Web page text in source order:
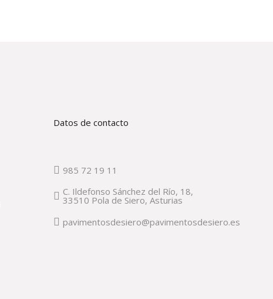
Datos de contacto
985 72 19 11
C. Ildefonso Sánchez del Río, 18,
33510 Pola de Siero, Asturias
pavimentosdesiero@pavimentosdesiero.es